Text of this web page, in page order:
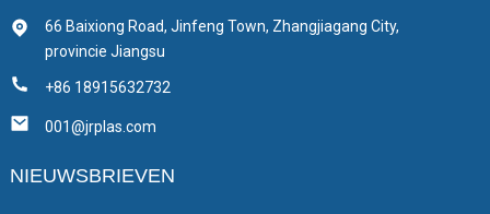
66 Baixiong Road, Jinfeng Town, Zhangjiagang City,
provincie Jiangsu
+86 18915632732
001@jrplas.com
NIEUWSBRIEVEN